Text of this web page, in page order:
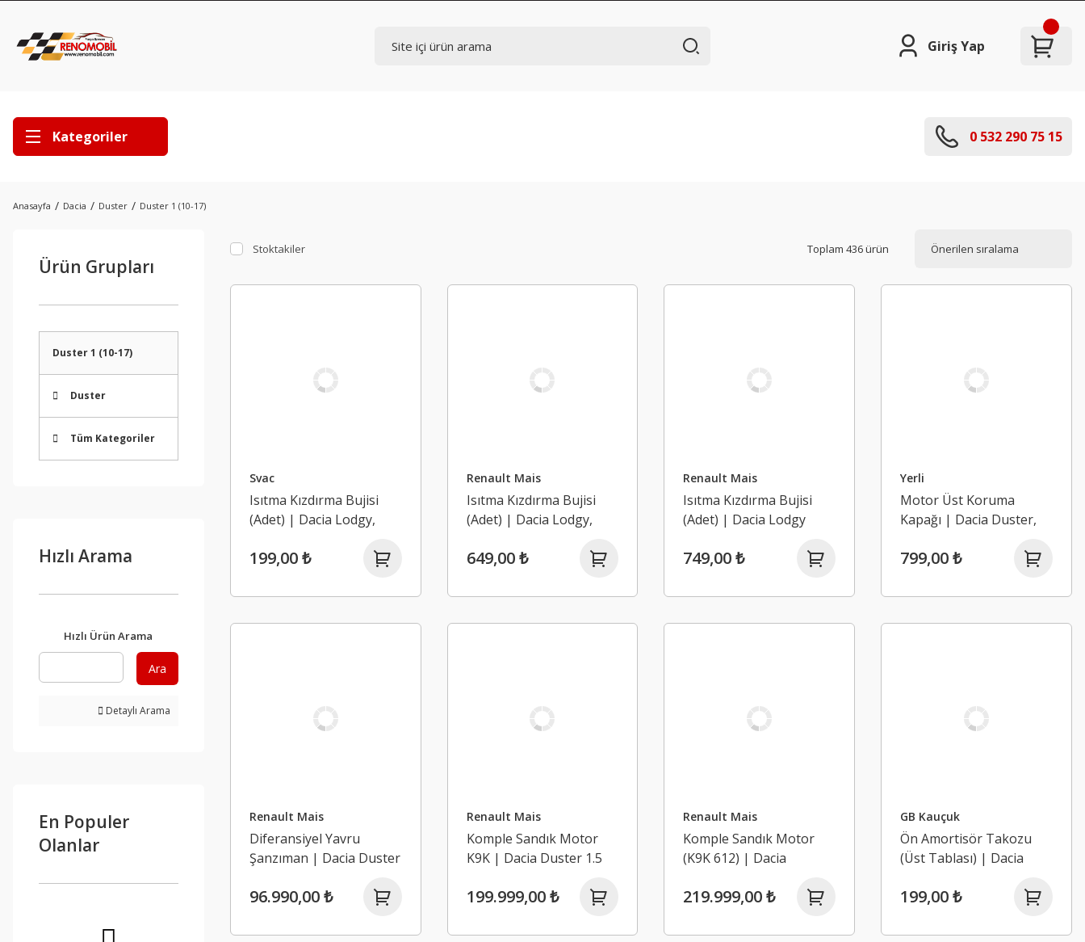
Giriş Yap
Kategoriler 0 532 290 75 15
Anasayfa Dacia Duster Duster 1 (10-17)
Ürün Grupları
Duster 1 (10-17)
Duster
Tüm Kategoriler
Hızlı Arama
Hızlı Ürün Arama
Ara
Detaylı Arama
En Populer
Olanlar
Stoktakiler Toplam 436 ürün
Svac
Isıtma Kızdırma Bujisi
(Adet) | Dacia Lodgy,
Duster 2 1.5 Dci K9K
199,00 ₺
Renault Mais
Isıtma Kızdırma Bujisi
(Adet) | Dacia Lodgy,
Duster 2 1.5 Dci K9K
649,00 ₺
Renault Mais
Isıtma Kızdırma Bujisi
(Adet) | Dacia Lodgy
Duster 2 1.5 Dci K9K
749,00 ₺
Yerli
Motor Üst Koruma
Kapağı | Dacia Duster,
Dci K9K
799,00 ₺
Renault Mais
Diferansiyel Yavru
Şanzıman | Dacia Duster
96.990,00 ₺
Renault Mais
Komple Sandık Motor
K9K | Dacia Duster 1.5
199.999,00 ₺
Renault Mais
Komple Sandık Motor
(K9K 612) | Dacia
Logan 2, Sandero 2, 1.5
219.999,00 ₺
GB Kauçuk
Ön Amortisör Takozu
(Üst Tablası) | Dacia
Duster 2 (2013-2023)
199,00 ₺